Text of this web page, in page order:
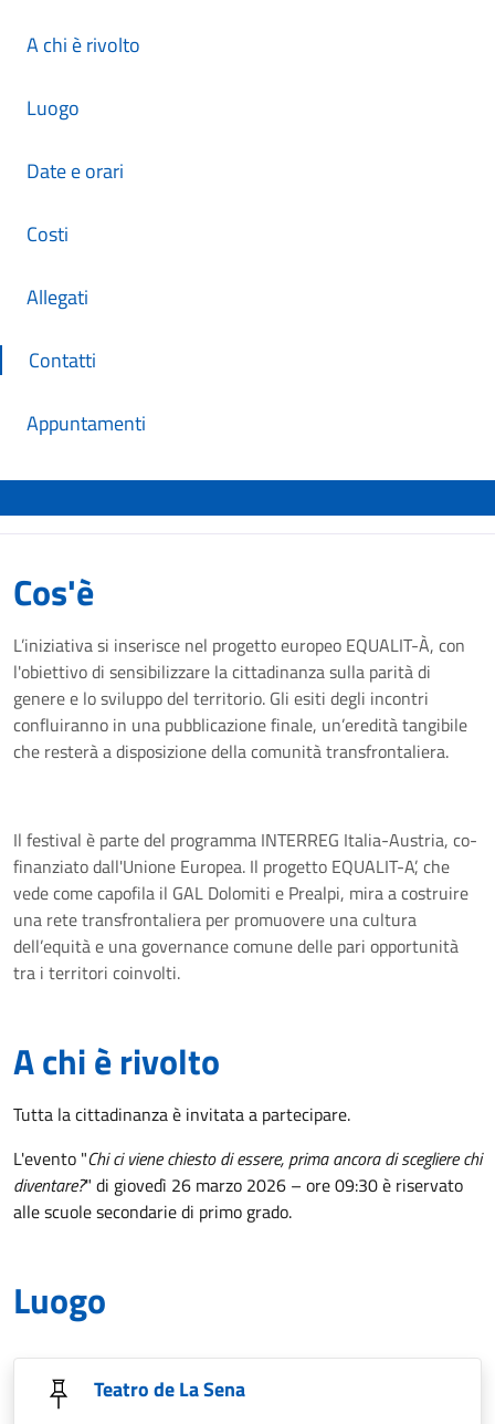
A chi è rivolto
Luogo
Date e orari
Costi
Allegati
Contatti
Appuntamenti
Cos'è
L’iniziativa si inserisce nel progetto europeo EQUALIT-À, con
l'obiettivo di sensibilizzare la cittadinanza sulla parità di
genere e lo sviluppo del territorio. Gli esiti degli incontri
confluiranno in una pubblicazione finale, un’eredità tangibile
che resterà a disposizione della comunità transfrontaliera.
Il festival è parte del programma INTERREG Italia-Austria, co-
finanziato dall'Unione Europea. Il progetto EQUALIT-A’, che
vede come capofila il GAL Dolomiti e Prealpi, mira a costruire
una rete transfrontaliera per promuovere una cultura
dell’equità e una governance comune delle pari opportunità
tra i territori coinvolti.
A chi è rivolto
Tutta la cittadinanza è invitata a partecipare.
L'evento "Chi ci viene chiesto di essere, prima ancora di scegliere chi
diventare?" di giovedì 26 marzo 2026 – ore 09:30 è riservato
alle scuole secondarie di primo grado.
Luogo
Teatro de La Sena